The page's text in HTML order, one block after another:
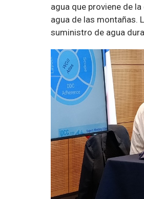
agua que proviene de
agua de las montañas.
suministro de agua